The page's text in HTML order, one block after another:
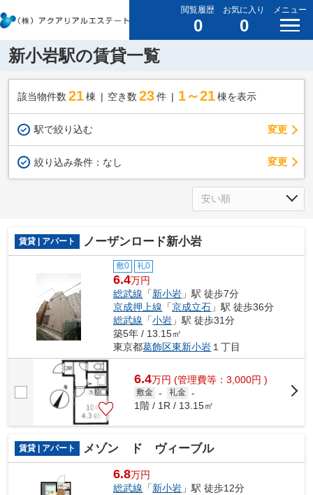
閲覧履歴
0
お気に入り
0
メニュー
新小岩駅の賃貸一覧
該当物件数 21棟 空き数 23 件 1～21 棟を表示
駅で絞り込む 変更
絞り込み条件： なし 変更
賃貸 | アパート ノーザンロード新小岩
敷0 礼0
6.4万円
総武線 「新小岩 」駅 徒歩7分
京成押上線 「京成立石 」駅 徒歩36分
総武線 「小岩 」駅 徒歩31分
築5年 / 13.15㎡
東京都葛飾区東新小岩１丁目
6.4万円 (管理費等：3,000円 )
敷金 - 礼金 -
1階 / 1R / 13.15㎡
賃貸 | アパート メゾン ド ヴィーブル
6.8万円
総武線 「新小岩 」駅 徒歩12分